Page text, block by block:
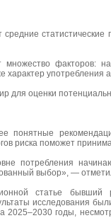
факторов:
характер употребления
для оценки
риска поможет
потребления
выбор», —
статье
исследования
годы,